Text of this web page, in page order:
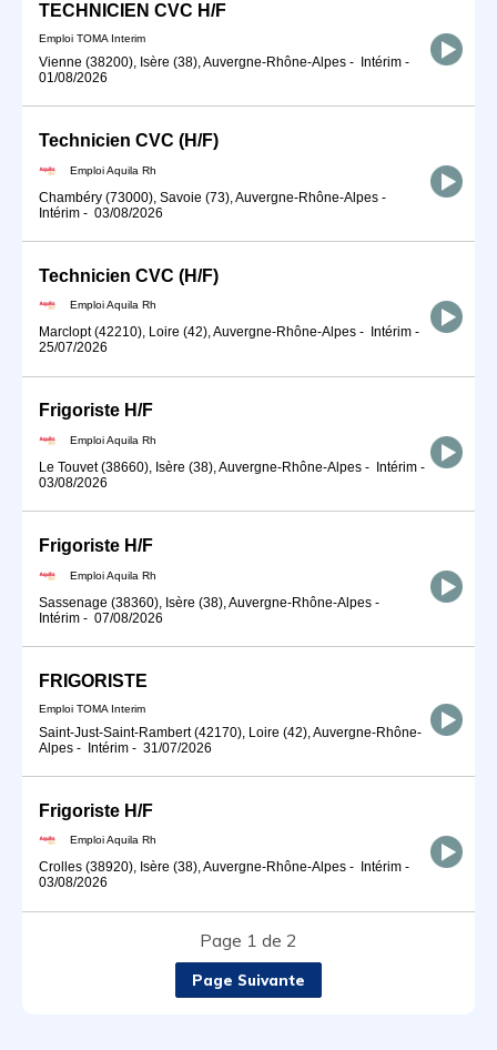
TECHNICIEN CVC H/F
Emploi TOMA Interim
Vienne (38200), Isère (38), Auvergne-Rhône-Alpes - Intérim -
01/08/2026
Technicien CVC (H/F)
Emploi Aquila Rh
Chambéry (73000), Savoie (73), Auvergne-Rhône-Alpes -
Intérim - 03/08/2026
Technicien CVC (H/F)
Emploi Aquila Rh
Marclopt (42210), Loire (42), Auvergne-Rhône-Alpes - Intérim -
25/07/2026
Frigoriste H/F
Emploi Aquila Rh
Le Touvet (38660), Isère (38), Auvergne-Rhône-Alpes - Intérim -
03/08/2026
Frigoriste H/F
Emploi Aquila Rh
Sassenage (38360), Isère (38), Auvergne-Rhône-Alpes -
Intérim - 07/08/2026
FRIGORISTE
Emploi TOMA Interim
Saint-Just-Saint-Rambert (42170), Loire (42), Auvergne-Rhône-
Alpes - Intérim - 31/07/2026
Frigoriste H/F
Emploi Aquila Rh
Crolles (38920), Isère (38), Auvergne-Rhône-Alpes - Intérim -
03/08/2026
Page 1 de 2
Page Suivante